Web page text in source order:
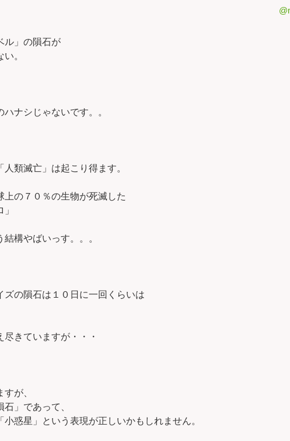
ル」の隕石が
。
ナシじゃないです。。
人類滅亡」は起こり得ます。
の７０％の生物が死滅した
構やばいっす。。。
ズの隕石は１０日に一回くらいは
きていますが・・・
が、
」であって、
惑星」という表現が正しいかもしれません。